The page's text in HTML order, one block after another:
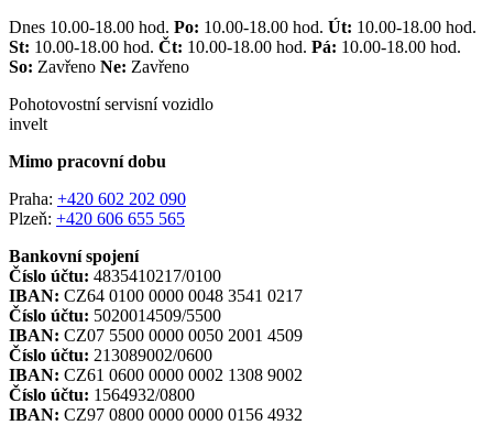
Dnes 10.00-18.00 hod. Po: 10.00-18.00 hod. Út: 10.00-18.00 hod.
St: 10.00-18.00 hod. Čt: 10.00-18.00 hod. Pá: 10.00-18.00 hod.
So: Zavřeno Ne: Zavřeno
Pohotovostní servisní vozidlo
invelt
Mimo pracovní dobu
Praha: +420 602 202 090
Plzeň: +420 606 655 565
Bankovní spojení
Číslo účtu: 4835410217/0100
IBAN: CZ64 0100 0000 0048 3541 0217
Číslo účtu: 5020014509/5500
IBAN: CZ07 5500 0000 0050 2001 4509
Číslo účtu: 213089002/0600
IBAN: CZ61 0600 0000 0002 1308 9002
Číslo účtu: 1564932/0800
IBAN: CZ97 0800 0000 0000 0156 4932